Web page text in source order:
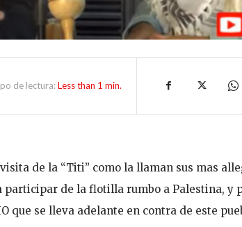
de lectura:Less than 1 min.
de la “Titi” como la llaman sus mas
participar de la flotilla rumbo a Palestina, y
que se lleva adelante en contra de este